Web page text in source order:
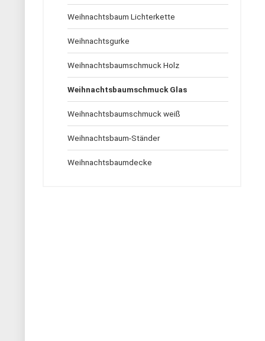
Weihnachtsbaum Lichterkette
Weihnachtsgurke
Weihnachtsbaumschmuck Holz
Weihnachtsbaumschmuck Glas
Weihnachtsbaumschmuck weiß
Weihnachtsbaum-Ständer
Weihnachtsbaumdecke